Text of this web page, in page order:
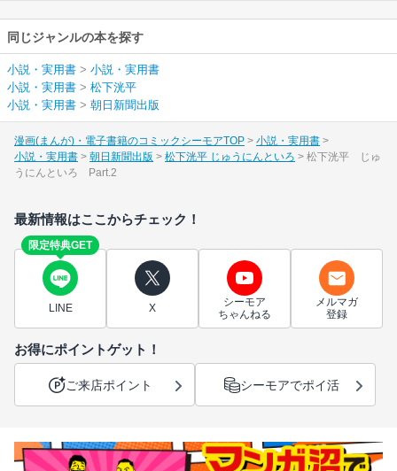
同じジャンルの本を探す
小説・実用書 > 小説・実用書
小説・実用書 > 松下洸平
小説・実用書 > 朝日新聞出版
漫画(まんが)・電子書籍のコミックシーモアTOP
小説・実用書
小説・実用書
朝日新聞出版 松下洸平 じゅうにんといろ
松下洸平 じゅ
うにんといろ Part.2
最新情報はここからチェック！
限定特典GET
LINE X
シーモア
ちゃんねる
メルマガ
登録
お得にポイントゲット！
ご来店ポイント シーモアでポイ活